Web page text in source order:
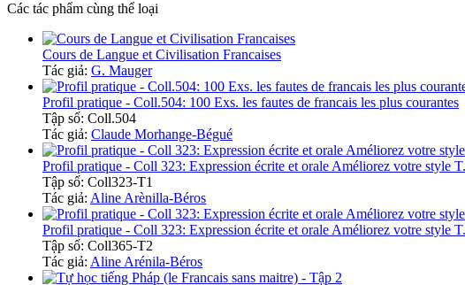
Các tác phẩm cùng thể loại
Cours de Langue et Civilisation Francaises
Tác giả: G. Mauger
Profil pratique - Coll.504: 100 Exs. les fautes de francais les plus courantes
Tập số: Coll.504
Tác giả: Claude Morhange-Bégué
Profil pratique - Coll 323: Expression écrite et orale Améliorez votre style
Tập số: Coll323-T1
Tác giả: Aline Arènilla-Béros
Profil pratique - Coll 323: Expression écrite et orale Améliorez votre style
Tập số: Coll365-T2
Tác giả: Aline Arénila-Béros